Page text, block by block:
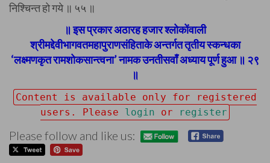
निश्चिन्त हो गये ॥ ५५ ॥
॥ इस प्रकार अठारह हजार श्लोकोंवाली
श्रीमद्देवीभागवतमहापुराणसंहिताके अन्तर्गत तृतीय स्कन्धका
‘लक्ष्मणकृत रामशोकसान्त्वना’ नामक उनतीसवाँ अध्याय पूर्ण हुआ ॥ २९
॥
Content is available only for registered
users. Please login or register
Please follow and like us: